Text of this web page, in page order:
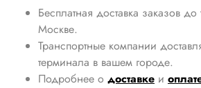
Бесплатная доставка заказов
Москве.
Транспортные компании
терминала в вашем городе.
Подробнее о доставке и